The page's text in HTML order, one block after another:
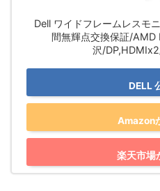
Dell ワイドフレームレスモ
間無輝点交換保証/
沢/
DELL
Amazon
楽天市場